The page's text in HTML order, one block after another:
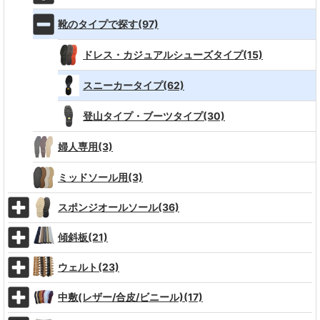
靴のタイプで探す(97)
ドレス・カジュアルシューズタイプ(15)
スニーカータイプ(62)
登山タイプ・ブーツタイプ(30)
婦人専用(3)
ミッドソール用(3)
スポンジオールソール(36)
傾斜板(21)
ウェルト(23)
中敷(レザー/合皮/ビニール)(17)